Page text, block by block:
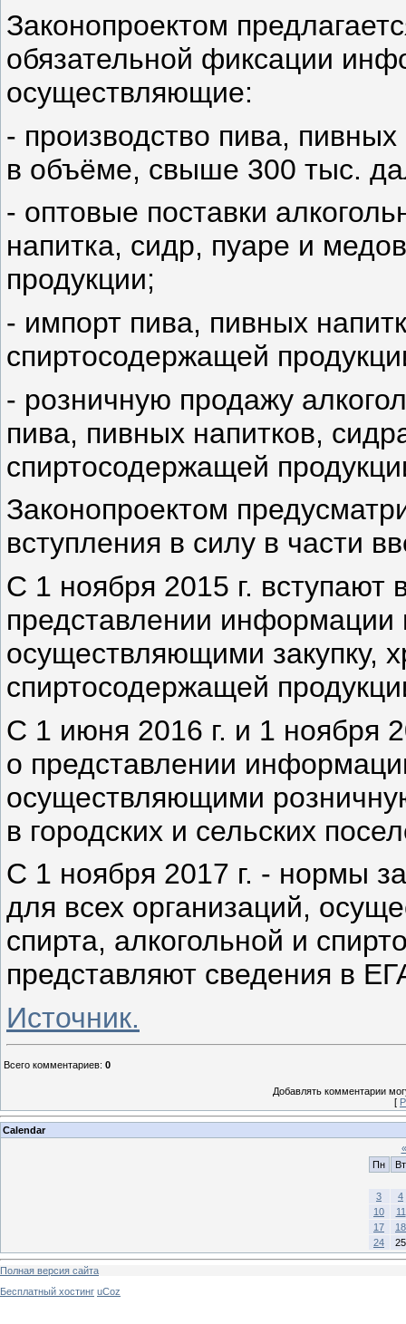
Законопроектом
обязательной фиксации
осуществляющие:
- производство пива,
в объёме, свыше 300 тыс.
- оптовые поставки
напитка, сидр, пуаре и
продукции;
- импорт пива, пивных
спиртосодержащей
- розничную продажу
пива, пивных напитков,
спиртосодержащей
Законопроектом
вступления в силу в части
С 1 ноября 2015 г. вступают
представлении
осуществляющими закупку,
спиртосодержащей
С 1 июня 2016 г. и 1 ноября
о представлении
осуществляющими
в городских и сельских
С 1 ноября 2017 г. - нормы
для всех организаций,
спирта, алкогольной и
представляют сведения в
Источник.
Всего комментариев: 0
Добавлять комментарии
[
Calendar
«
Пн
Вт
3
4
10
11
17
18
24
25
Полная версия сайта
Бесплатный хостинг uCoz